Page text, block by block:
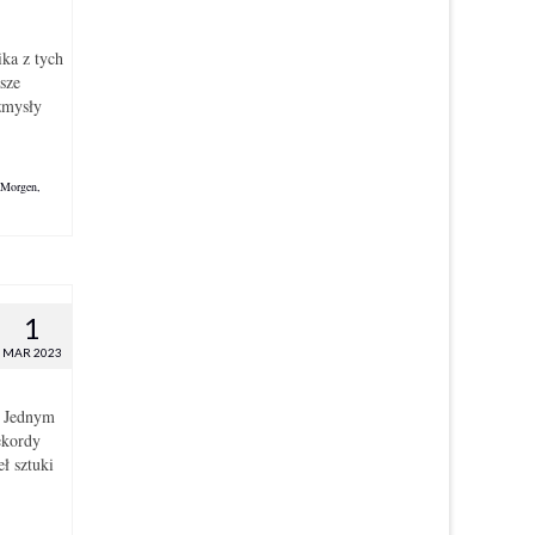
z tych
,
1
MAR 2023
sztuki